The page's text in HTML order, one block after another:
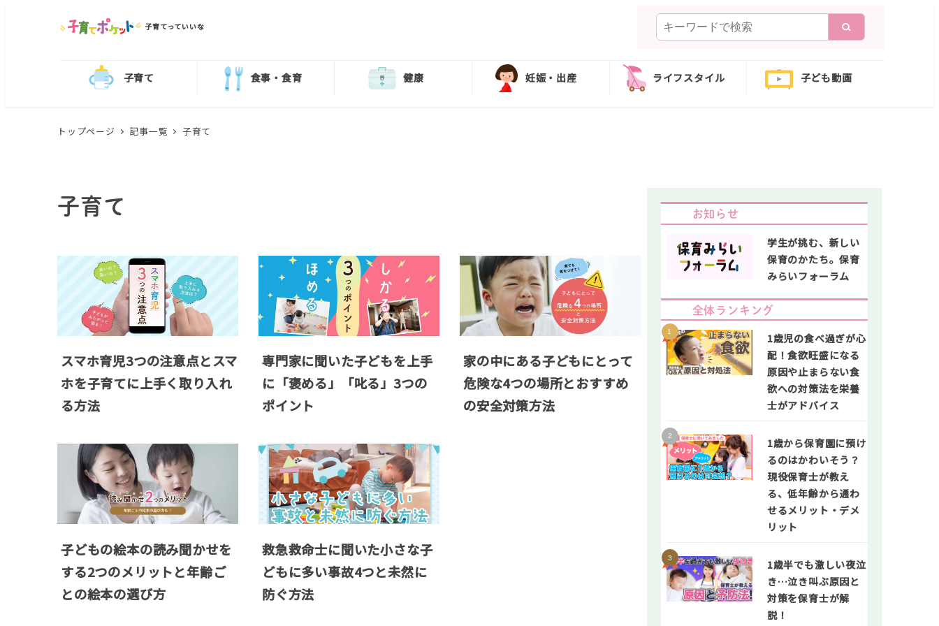
子育てっていいな
索
子育て 食事・食育 健康 妊娠・出産 ライフスタイル 子ども動画
トップページ 記事一覧 子育て
子育て
スマホ育児3つの注意点とスマ
ホを子育てに上手く取り入れ
る方法
専門家に聞いた子どもを上手
に「褒める」「叱る」3つの
ポイント
家の中にある子どもにとって
危険な4つの場所とおすすめ
の安全対策方法
子どもの絵本の読み聞かせを
する2つのメリットと年齢ご
との絵本の選び方
救急救命士に聞いた小さな子
どもに多い事故4つと未然に
防ぐ方法
お知らせ
学生が挑む、新しい
保育のかたち。保育
みらいフォーラム
全体ランキング
1歳児の食べ過ぎが心
配！食欲旺盛になる
原因や止まらない食
欲への対策法を栄養
士がアドバイス
1歳から保育園に預け
るのはかわいそう？
現役保育士が教え
る、低年齢から通わ
せるメリット・デメ
リット
1歳半でも激しい夜泣
き…泣き叫ぶ原因と
対策を保育士が解
説！